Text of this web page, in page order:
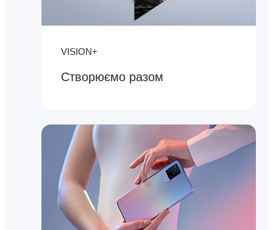
VISION+
Створюємо разом